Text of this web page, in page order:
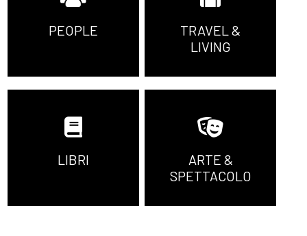
PEOPLE
TRAVEL &
LIVING
LIBRI
ARTE &
SPETTACOLO